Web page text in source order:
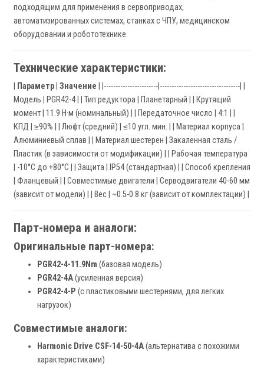
подходящим для применения в сервоприводах,
автоматизированных системах, станках с ЧПУ, медицинском
оборудовании и робототехнике.
Технические характеристики:
Параметр Значение | |-----------------------|----------------------------------| |
Модель | PGR42-4 | | Тип редуктора | Планетарный | | Крутящий
момент | 11.9 Н·м (номинальный) | | Передаточное число | 4:1 | |
КПД | ≥90% | | Люфт (средний) | ≤10 угл. мин. | | Материал корпуса |
Алюминиевый сплав | | Материал шестерен | Закаленная сталь /
Пластик (в зависимости от модификации) | | Рабочая температура
| -10°C до +80°C | | Защита | IP54 (стандартная) | | Способ крепления
| Фланцевый | | Совместимые двигатели | Серводвигатели 40-60 мм
(зависит от модели) | | Вес | ~0.5-0.8 кг (зависит от комплектации) |
Парт-номера и аналоги:
Оригинальные парт-номера:
PGR42-4-11.9Nm (базовая модель)
PGR42-4A(усиленная версия)
PGR42-4-P (с пластиковыми шестернями, для легких
нагрузок)
Совместимые аналоги:
Harmonic Drive CSF-14-50-4A(альтернатива с похожими
характеристиками)